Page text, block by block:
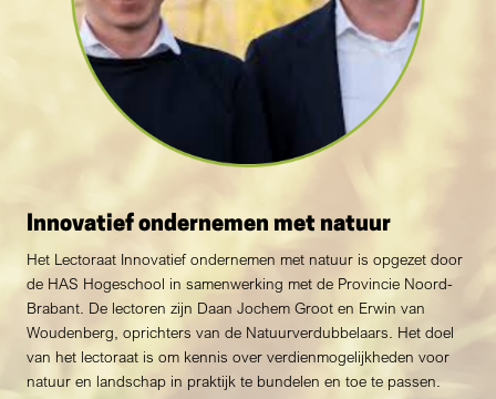
Innovatief ondernemen met natuur
Het Lectoraat Innovatief ondernemen met natuur is opgezet door
de HAS Hogeschool in samenwerking met de Provincie Noord-
Brabant. De lectoren zijn Daan Jochem Groot en Erwin van
Woudenberg, oprichters van de Natuurverdubbelaars. Het doel
van het lectoraat is om kennis over verdienmogelijkheden voor
natuur en landschap in praktijk te bundelen en toe te passen.